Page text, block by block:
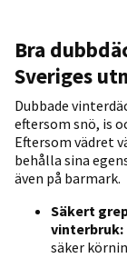
Bra
Sveriges
Dubbade
eftersom snö, is
Eftersom vädret
behålla sina
även på barmark.
Säkert
vinterbruk:
säker